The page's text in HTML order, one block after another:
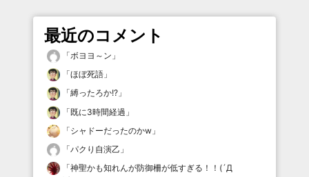
最近のコメント
「ボヨヨ～ン 」
「ほぼ死語 」
「縛ったろか!? 」
「既に3時間経過 」
「シャドーだったのかw 」
「パクり自演乙 」
「神聖かも知れんが防御柵が低すぎる！！(´Д